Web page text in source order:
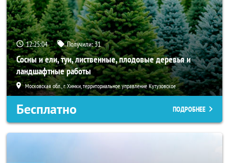
12:25:04 Получили:31
Сосны и ели, туи, лиственные, плодовые деревья и
ландшафтные работы
Московская обл., г. Химки, территориальное управление Кутузовское
Бесплатно ПОДРОБНЕЕ